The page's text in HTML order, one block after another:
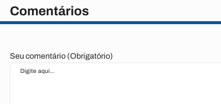
Comentários
Seu comentário (Obrigatório)